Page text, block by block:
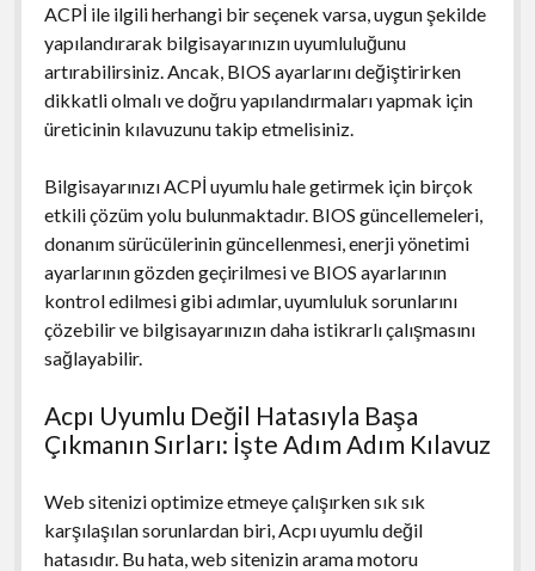
ACPİ ile ilgili herhangi bir seçenek varsa, uygun şekilde
yapılandırarak bilgisayarınızın uyumluluğunu
artırabilirsiniz. Ancak, BIOS ayarlarını değiştirirken
dikkatli olmalı ve doğru yapılandırmaları yapmak için
üreticinin kılavuzunu takip etmelisiniz.
Bilgisayarınızı ACPİ uyumlu hale getirmek için birçok
etkili çözüm yolu bulunmaktadır. BIOS güncellemeleri,
donanım sürücülerinin güncellenmesi, enerji yönetimi
ayarlarının gözden geçirilmesi ve BIOS ayarlarının
kontrol edilmesi gibi adımlar, uyumluluk sorunlarını
çözebilir ve bilgisayarınızın daha istikrarlı çalışmasını
sağlayabilir.
Acpı Uyumlu Değil Hatasıyla Başa
Çıkmanın Sırları: İşte Adım Adım Kılavuz
Web sitenizi optimize etmeye çalışırken sık sık
karşılaşılan sorunlardan biri, Acpı uyumlu değil
hatasıdır. Bu hata, web sitenizin arama motoru